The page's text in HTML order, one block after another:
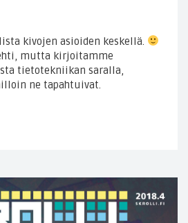
kivojen asioiden keskellä.
mutta kirjoitamme
tietotekniikan saralla,
ne tapahtuivat.